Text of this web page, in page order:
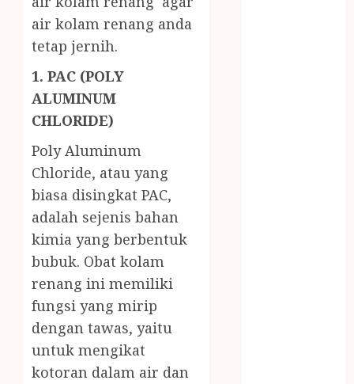
air kolam renang anda
tetap jernih.
1. PAC (POLY
ALUMINUM
CHLORIDE)
Poly Aluminum
Chloride, atau yang
biasa disingkat PAC,
adalah sejenis bahan
kimia yang berbentuk
bubuk. Obat kolam
renang ini memiliki
fungsi yang mirip
dengan tawas, yaitu
untuk mengikat
kotoran dalam air dan